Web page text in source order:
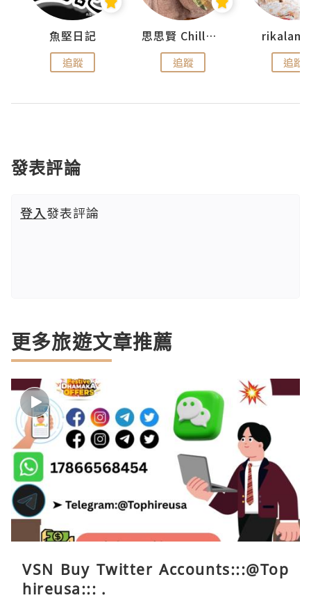
魚堅日記
追蹤
思思賢 ChillMyBabe
追蹤 追蹤
發表評論
登入發表評論
更多旅遊文章推薦
VSN Buy Twitter Accounts:::@Top
hireusa::: .